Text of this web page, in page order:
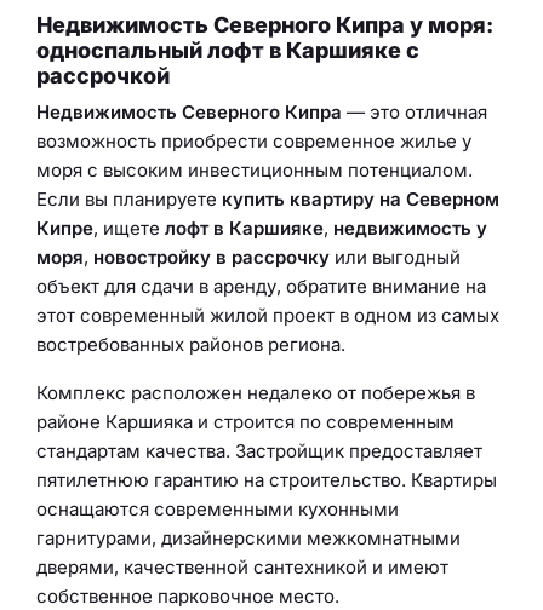
Недвижимость Северного Кипра у моря:
односпальный лофт в Каршияке с
рассрочкой
Недвижимость Северного Кипра — это отличная
возможность приобрести современное жилье у
моря с высоким инвестиционным потенциалом.
Если вы планируете купить квартиру на Северном
Кипре, ищете лофт в Каршияке, недвижимость у
моря, новостройку в рассрочку или выгодный
объект для сдачи в аренду, обратите внимание на
этот современный жилой проект в одном из самых
востребованных районов региона.
Комплекс расположен недалеко от побережья в
районе Каршияка и строится по современным
стандартам качества. Застройщик предоставляет
пятилетнюю гарантию на строительство. Квартиры
оснащаются современными кухонными
гарнитурами, дизайнерскими межкомнатными
дверями, качественной сантехникой и имеют
собственное парковочное место.